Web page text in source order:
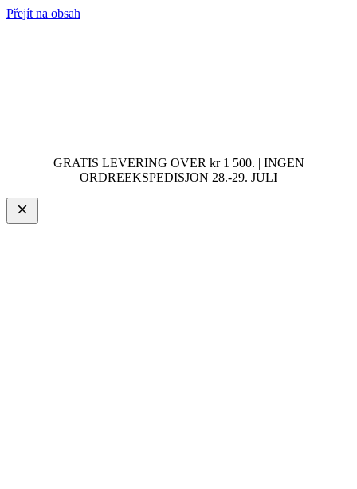
Přejít na obsah
GRATIS LEVERING OVER kr 1 500. | INGEN
ORDREEKSPEDISJON 28.-29. JULI